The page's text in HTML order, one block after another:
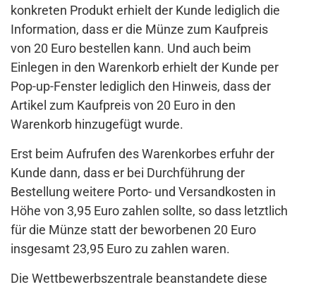
konkreten Produkt erhielt der Kunde lediglich die
Information, dass er die Münze zum Kaufpreis
von 20 Euro bestellen kann. Und auch beim
Einlegen in den Warenkorb erhielt der Kunde per
Pop-up-Fenster lediglich den Hinweis, dass der
Artikel zum Kaufpreis von 20 Euro in den
Warenkorb hinzugefügt wurde.
Erst beim Aufrufen des Warenkorbes erfuhr der
Kunde dann, dass er bei Durchführung der
Bestellung weitere Porto- und Versandkosten in
Höhe von 3,95 Euro zahlen sollte, so dass letztlich
für die Münze statt der beworbenen 20 Euro
insgesamt 23,95 Euro zu zahlen waren.
Die Wettbewerbszentrale beanstandete diese